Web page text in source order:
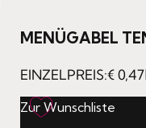
MENÜGABEL
EINZELPREIS:€0,47
Zur Wunschliste